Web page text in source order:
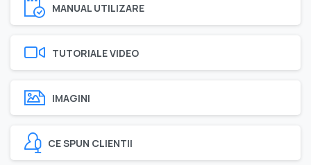
MANUAL UTILIZARE
TUTORIALE VIDEO
IMAGINI
CE SPUN CLIENTII